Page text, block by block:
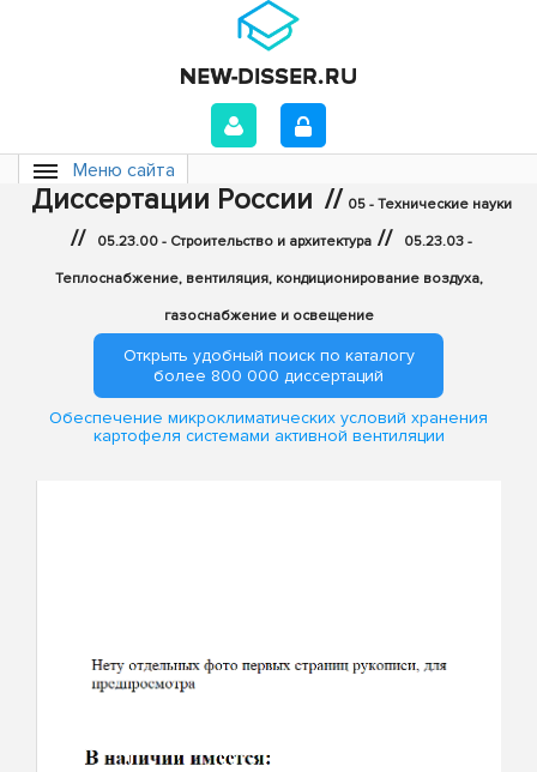
Меню сайта
Диссертации России // 05 - Технические науки
// 05.23.00 - Строительство и архитектура // 05.23.03 -
Теплоснабжение, вентиляция, кондиционирование воздуха,
газоснабжение и освещение
Открыть удобный поиск по каталогу
более 800 000 диссертаций
Обеспечение микроклиматических условий хранения
картофеля системами активной вентиляции